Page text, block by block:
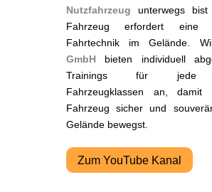
Nutzfahrzeug
unterwegs
Fahrzeug erfordert eine
Fahrtechnik im Gelände.
GmbH bieten individuell
Trainings für jede
Fahrzeugklassen an,
Fahrzeug sicher und
Gelände bewegst.
Zum YouTube Kanal